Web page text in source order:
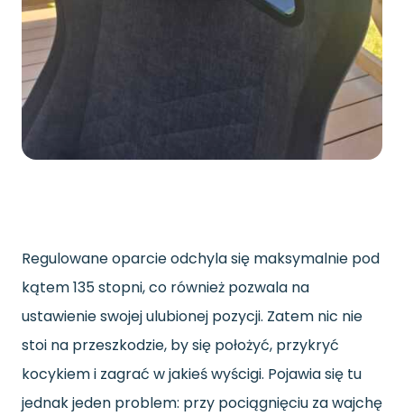
Regulowane oparcie odchyla się maksymalnie pod
kątem 135 stopni, co również pozwala na
ustawienie swojej ulubionej pozycji. Zatem nic nie
stoi na przeszkodzie, by się położyć, przykryć
kocykiem i zagrać w jakieś wyścigi. Pojawia się tu
jednak jeden problem: przy pociągnięciu za wajchę